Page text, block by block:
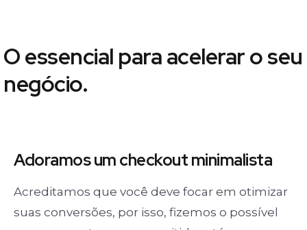
O essencial para acelerar o seu
negócio.
Adoramos umcheckout minimalista
Acreditamos que você deve focar em otimizar
suas conversões, por isso, fizemos o possível